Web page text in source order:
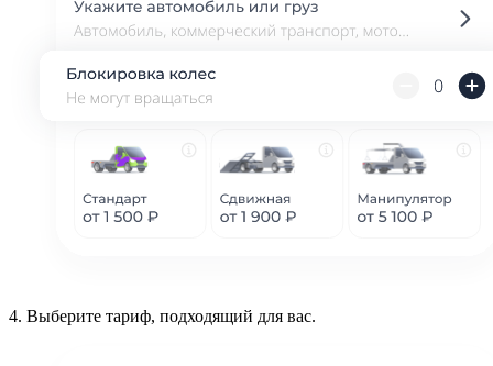
4. Выберите тариф, подходящий для вас.